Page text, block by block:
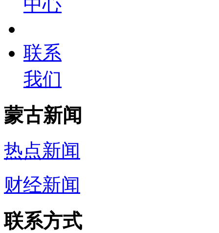
联系
我们
蒙古新闻
热点新闻
财经新闻
联系方式